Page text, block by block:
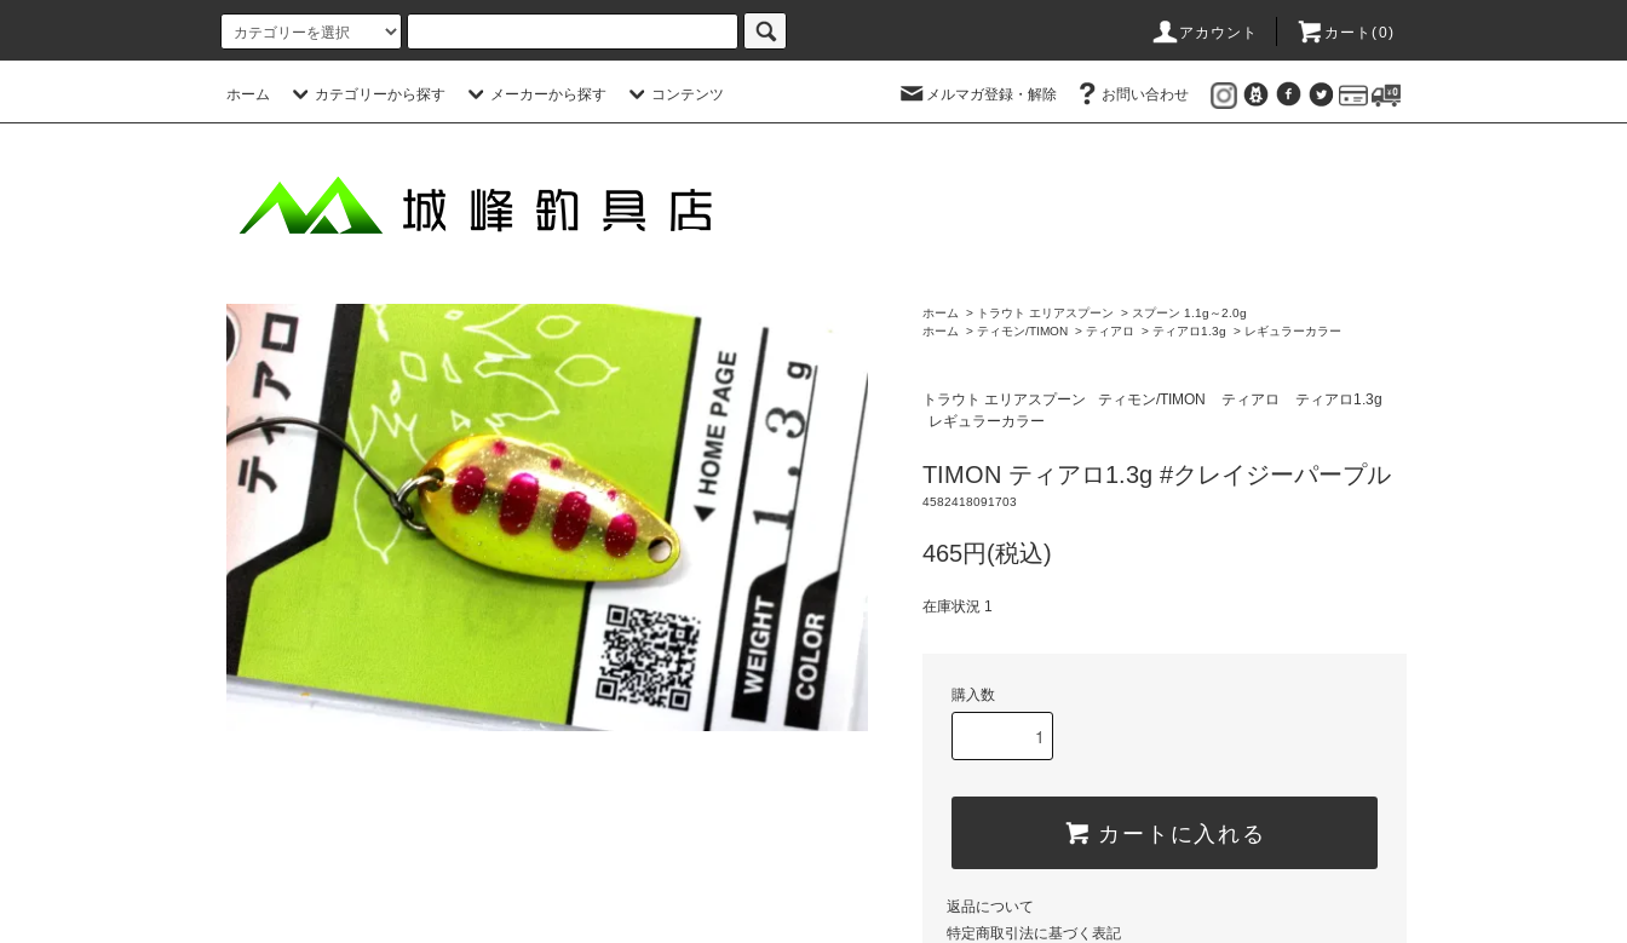
アカウント カート(0)
ホーム カテゴリーから探す メーカーから探す コンテンツ メルマガ登録・解除 お問い合わせ
ホーム > トラウト エリアスプーン > スプーン 1.1g～2.0g
ホーム
> ティモン/TIMON > ティアロ > ティアロ1.3g > レギュラーカラー
トラウト エリアスプーン ティモン/TIMON ティアロ
ティアロ1.3g
レギュラーカラー
TIMON ティアロ1.3g #クレイジーパープル
4582418091703
465円(税込)
在庫状況 1
購入数
カートに入れる
返品について
特定商取引法に基づく表記